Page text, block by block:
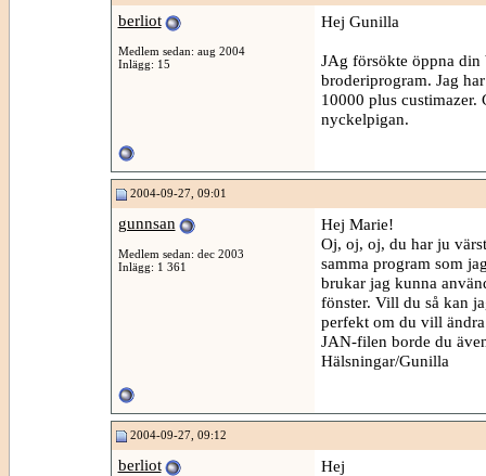
berliot
Medlem sedan: aug 2004
Inlägg: 15
Hej Gunilla
JAg försökte öppna
broderiprogram. Jag
10000 plus
nyckelpigan.
2004-09-27, 09:01
gunnsan
Medlem sedan: dec 2003
Inlägg: 1 361
Hej Marie!
Oj, oj, oj, du har ju
samma program som
brukar jag kunna
fönster. Vill du så kan
perfekt om du vill
JAN-filen borde du
Hälsningar/Gunilla
2004-09-27, 09:12
berliot Hej